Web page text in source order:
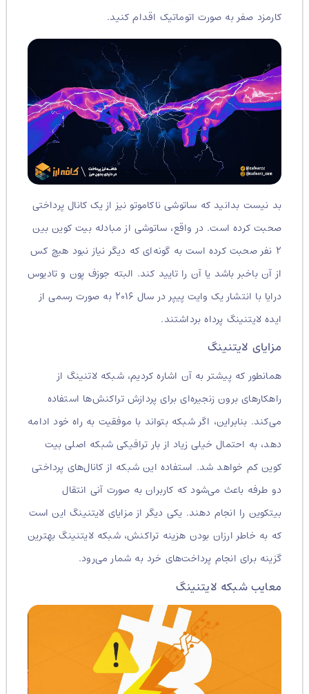
کارمزد صفر به صورت اتوماتیک اقدام کنید.
بد نیست بدانید که ساتوشی ناکاموتو نیز از یک کانال پرداختی
صحبت کرده است. در واقع، ساتوشی از مبادله بیت کوین بین
۲ نفر صحبت کرده است به گونه‌ای که دیگر نیاز نبود هیچ کس
از آن باخبر باشد یا آن را تایید کند. البته جوزف پون و تادیوس
درایا با انتشار یک وایت پیپر در سال ۲۰۱۶ به صورت رسمی از
ایده لایتنینگ پرداه برداشتند.
مزایای لایتنینگ
همانطور که پیشتر به آن اشاره کردیم، شبکه لاتنینگ از
راهکارهای برون زنجیره‌ای برای پردازش تراکنش‌ها استفاده
می‌کند. بنابراین، اگر شبکه بتواند با موفقیت به راه خود ادامه
دهد، به احتمال خیلی زیاد از بار ترافیکی شبکه اصلی بیت
کوین کم خواهد شد. استفاده این شبکه از کانال‌های پرداختی
دو طرفه باعث می‌شود که کاربران به صورت آنی انتقال
بیتکوین را انجام دهند. یکی دیگر از مزایای لایتنینگ این است
که به خاطر ارزان بودن هزینه تراکنش، شبکه لایتنینگ بهترین
گزینه برای انجام پرداخت‌های خرد به شمار می‌رود.
معایب شبکه لایتنینگ